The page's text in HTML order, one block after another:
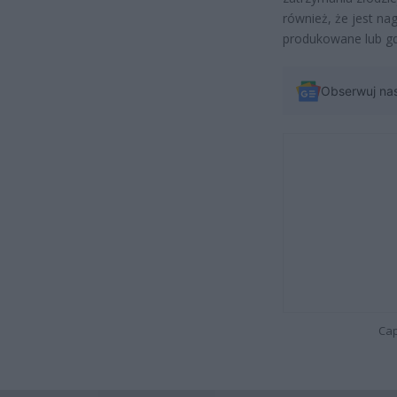
również, że jest
produkowane lub
Obserwuj